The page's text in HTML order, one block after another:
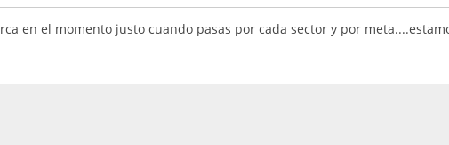
en el momento justo cuando pasas por cada sector y por